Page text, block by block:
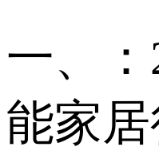
一、：
能家